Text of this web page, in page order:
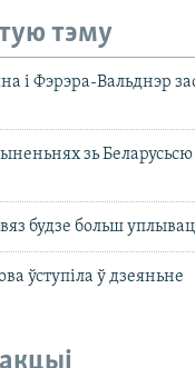
тэму
і Фэрэра-Вальднэр
зь
будзе больш
ўступіла ў дзеяньне